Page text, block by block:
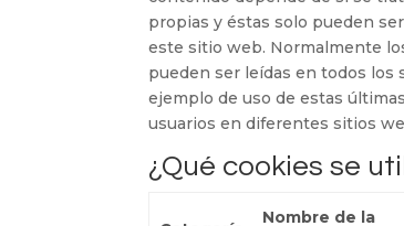
propias y éstas solo pueden
este sitio web. Normalmente
pueden ser leídas en todos los
ejemplo de uso de estas
usuarios en diferentes sitios
¿Qué cookies se
Nombre de la